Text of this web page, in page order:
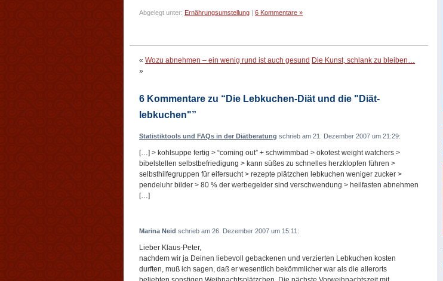
Abgelegt unter: Ernährungsumstellung | 6 Kommentare »
« Wozu abnehmen – ein wenig rund ist auch gesund Die Kunst, schlank zu bleiben…
»
6 Kommentare zu “Die Lebkuchen-Diät und die "Diät-
lebkuchen"”
Statistiktools und FAQs in der Diätberatung schrieb am 21. Dezember 2007 um 21:29:
[…] > kohlsuppe fertig > “coming out” + schwimmbad > ökotest weight watchers >
bibelstellen selbstbefriedigung > kann süßes zu schnelles herzklopfen führen >
selbsthilfegruppen für eifersucht > rezepte plätzchen lebkuchen weniger zucker >
pendeluhr bilder > 80 % der werbegelder sind verschwendung > heilfasten abnehmen
[…]
Marina Neid schrieb am 26. Dezember 2007 um 15:11:
Lieber Klaus-Peter,
nachdem wir ja Deinen liebevoll gebackenen und verzierten Lebkuchen kosten
durften, muß ich sagen, daß er wesentlich bekömmlicher war als die allerorts